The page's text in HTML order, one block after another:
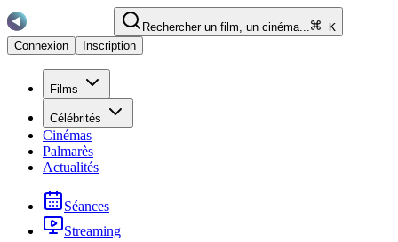
Rechercher un film, un cinéma...
K
Connexion
Inscription
Films
Célébrités
Cinémas
Palmarès
Actualités
Séances
Streaming